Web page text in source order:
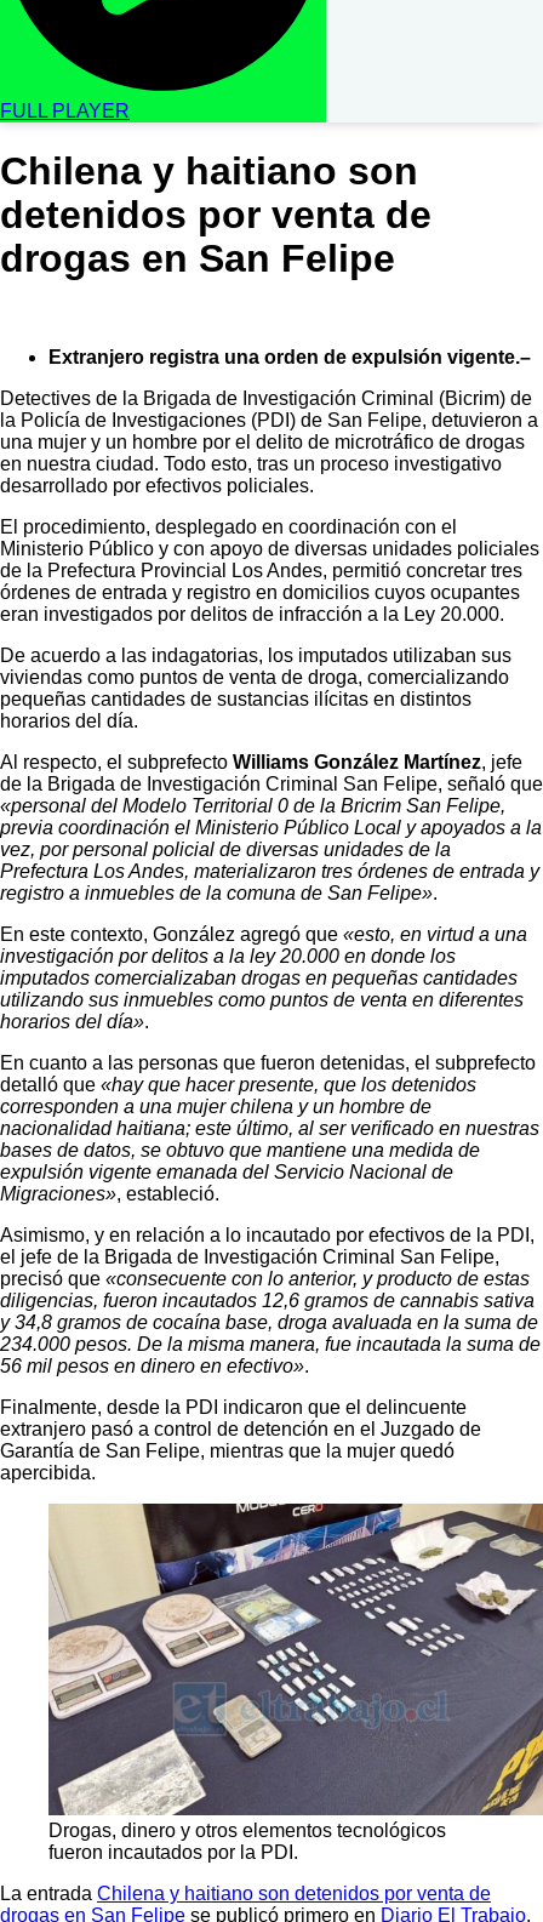
FULL PLAYER
Chilena y haitiano son
detenidos por venta de
drogas en San Felipe
Extranjero registra una orden de expulsión vigente.–
Detectives de la Brigada de Investigación Criminal (Bicrim) de
la Policía de Investigaciones (PDI) de San Felipe, detuvieron a
una mujer y un hombre por el delito de microtráfico de drogas
en nuestra ciudad. Todo esto, tras un proceso investigativo
desarrollado por efectivos policiales.
El procedimiento, desplegado en coordinación con el
Ministerio Público y con apoyo de diversas unidades policiales
de la Prefectura Provincial Los Andes, permitió concretar tres
órdenes de entrada y registro en domicilios cuyos ocupantes
eran investigados por delitos de infracción a la Ley 20.000.
De acuerdo a las indagatorias, los imputados utilizaban sus
viviendas como puntos de venta de droga, comercializando
pequeñas cantidades de sustancias ilícitas en distintos
horarios del día.
Al respecto, el subprefecto Williams González Martínez, jefe
de la Brigada de Investigación Criminal San Felipe, señaló que
«personal del Modelo Territorial 0 de la Bricrim San Felipe,
previa coordinación el Ministerio Público Local y apoyados a la
vez, por personal policial de diversas unidades de la
Prefectura Los Andes, materializaron tres órdenes de entrada y
registro a inmuebles de la comuna de San Felipe».
En este contexto, González agregó que «esto, en virtud a una
investigación por delitos a la ley 20.000 en donde los
imputados comercializaban drogas en pequeñas cantidades
utilizando sus inmuebles como puntos de venta en diferentes
horarios del día».
En cuanto a las personas que fueron detenidas, el subprefecto
detalló que «hay que hacer presente, que los detenidos
corresponden a una mujer chilena y un hombre de
nacionalidad haitiana; este último, al ser verificado en nuestras
bases de datos, se obtuvo que mantiene una medida de
expulsión vigente emanada del Servicio Nacional de
Migraciones», estableció.
Asimismo, y en relación a lo incautado por efectivos de la PDI,
el jefe de la Brigada de Investigación Criminal San Felipe,
precisó que «consecuente con lo anterior, y producto de estas
diligencias, fueron incautados 12,6 gramos de cannabis sativa
y 34,8 gramos de cocaína base, droga avaluada en la suma de
234.000 pesos. De la misma manera, fue incautada la suma de
56 mil pesos en dinero en efectivo».
Finalmente, desde la PDI indicaron que el delincuente
extranjero pasó a control de detención en el Juzgado de
Garantía de San Felipe, mientras que la mujer quedó
apercibida.
Drogas, dinero y otros elementos tecnológicos
fueron incautados por la PDI.
La entrada Chilena y haitiano son detenidos por venta de
drogas en San Felipe se publicó primero en Diario El Trabajo.